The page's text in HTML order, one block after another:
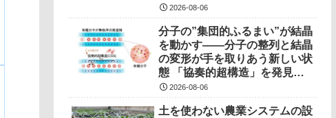
イス駆動原理―
2026-08-06
分子の”集団的ふるまい”が結晶
を動かす――分子の整列と結晶
の変形が手を取りあう新しい状
態 「協奏的超構造」を発見
――2026-08-06
土を使わない農業システムの設